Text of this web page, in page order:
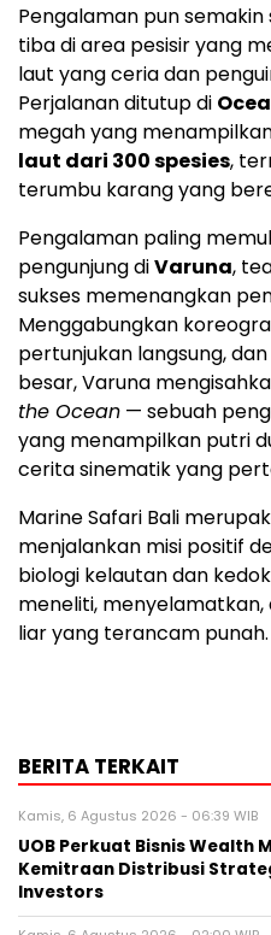
Pengalaman pun
tiba di area pesisir yang
laut yang ceria dan
Perjalanan ditutup di
megah yang
laut dari 300 spesies,
terumbu karang yang
Pengalaman paling
pengunjung diVaruna,
sukses memenangkan
Menggabungkan
pertunjukan langsung,
besar, Varuna
the Ocean — sebuah
yang menampilkan putri
cerita sinematik yang
Marine Safari Bali
menjalankan misi positif
biologi kelautan dan
meneliti,
liar yang terancam punah.
BERITA TERKAIT
Kamis, 6 Agustus 2026 - 06:39 WIB
UOB Perkuat Bisnis Wealth
Kemitraan Distribusi
Investors